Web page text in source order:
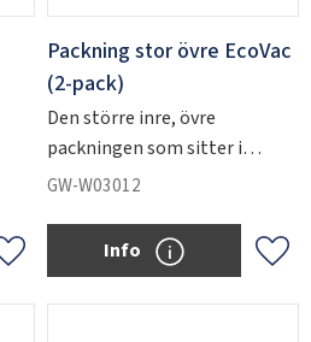
Add to favorites
Packning stor övre EcoVac
(2-pack)
Den större inre, övre
packningen som sitter i
EcoVac-injektorn.
GW-W03012
Add
Info
SWEDEN SEK